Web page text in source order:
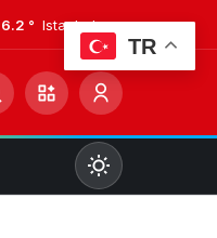
° Istanbul
Mod
değiştir
TR